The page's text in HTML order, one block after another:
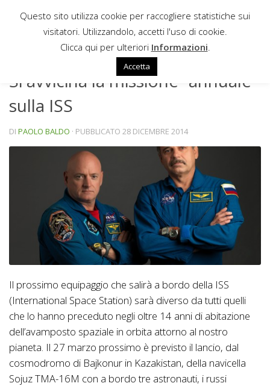
Sotto il contenuto
Si avvicina la missione “annuale”
sulla ISS
DI PAOLO BALDO · PUBBLICATO 28 DICEMBRE 2014
Il prossimo equipaggio che salirà a bordo della ISS
(International Space Station) sarà diverso da tutti quelli
che lo hanno preceduto negli oltre 14 anni di abitazione
dell’avamposto spaziale in orbita attorno al nostro
pianeta. Il 27 marzo prossimo è previsto il lancio, dal
cosmodromo di Bajkonur in Kazakistan, della navicella
Sojuz TMA-16M con a bordo tre astronauti, i russi
Questo sito utilizza cookie per raccogliere statistiche sui
visitatori. Utilizzandolo, accetti l'uso di cookie.
Clicca qui per ulteriori Informazioni
Accetta